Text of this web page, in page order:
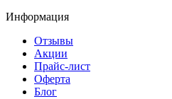
Информация
Отзывы
Акции
Прайс-лист
Оферта
Блог